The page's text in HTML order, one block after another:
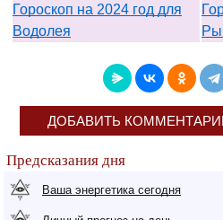
Гороскоп на 2024 год для
Водолея
ДОБАВИТЬ
Предсказания дня
Ваша энергетика сегодня